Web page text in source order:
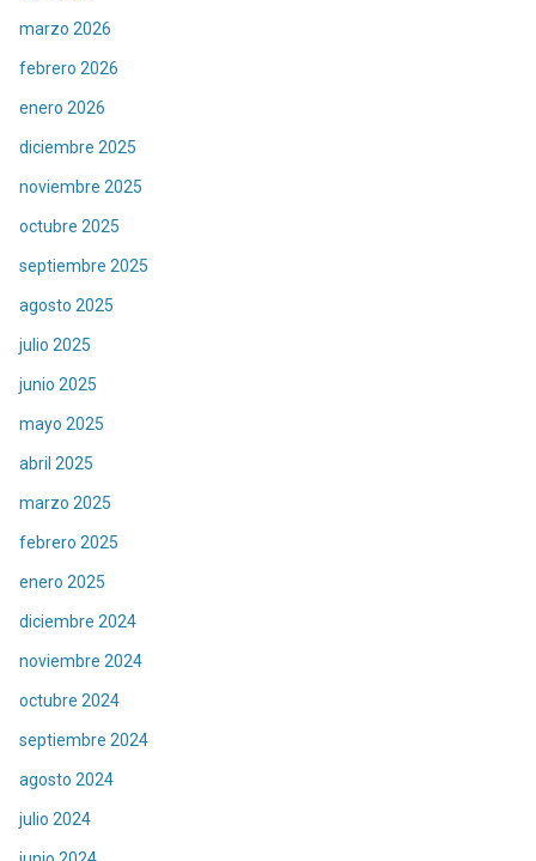
marzo 2026
febrero 2026
enero 2026
diciembre 2025
noviembre 2025
octubre 2025
septiembre 2025
agosto 2025
julio 2025
junio 2025
mayo 2025
abril 2025
marzo 2025
febrero 2025
enero 2025
diciembre 2024
noviembre 2024
octubre 2024
septiembre 2024
agosto 2024
julio 2024